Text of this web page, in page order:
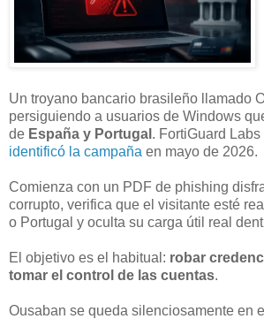
Un troyano bancario brasileño llamado
persiguiendo a usuarios de Windows
de España y Portugal . FortiGuard
identificó la campaña en mayo de 2026.
Comienza con un PDF de phishing
corrupto, verifica que el visitante esté
o Portugal y oculta su carga útil real
El objetivo es el habitual: robar
tomar el control de las cuentas.
Ousaban se queda silenciosamente en